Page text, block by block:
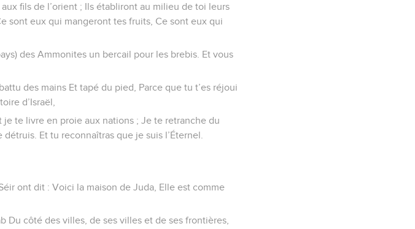
fils de l’orient ; Ils établiront au milieu de toi leurs
sont eux qui mangeront tes fruits, Ce sont eux qui
des Ammonites un bercail pour les brebis. Et vous
des mains Et tapé du pied, Parce que tu t’es réjoui
d’Israël,
je te livre en proie aux nations ; Je te retranche du
Et tu reconnaîtras que je suis l’Éternel.
ont dit : Voici la maison de Juda, Elle est comme
Du côté des villes, de ses villes et de ses frontières,